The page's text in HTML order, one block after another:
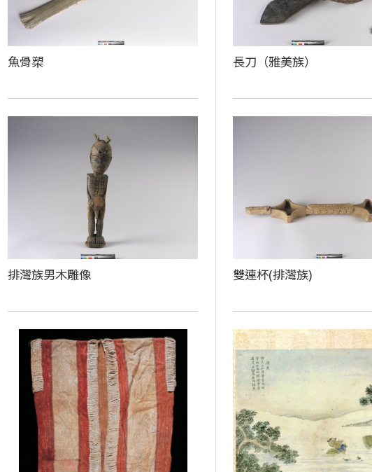
魚骨槊 長刀（雅美族）
排灣族男木雕像 雙連杯(排灣族)